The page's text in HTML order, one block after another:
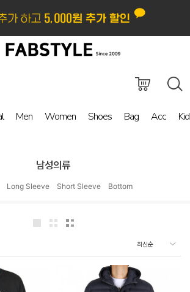
ORDER MYPAGE
Men Women Shoes Bag Acc
남성의류
Long Sleeve Short Sleeve Bottom